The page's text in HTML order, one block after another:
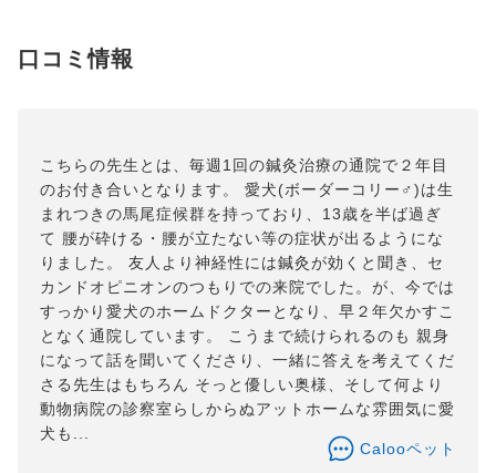
口コミ情報
こちらの先生とは、毎週1回の鍼灸治療の通院で２年目
のお付き合いとなります。 愛犬(ボーダーコリー♂)は生
まれつきの馬尾症候群を持っており、13歳を半ば過ぎ
て 腰が砕ける・腰が立たない等の症状が出るようにな
りました。 友人より神経性には鍼灸が効くと聞き、セ
カンドオピニオンのつもりでの来院でした。が、今では
すっかり愛犬のホームドクターとなり、早２年欠かすこ
となく通院しています。 こうまで続けられるのも 親身
になって話を聞いてくださり、一緒に答えを考えてくだ
さる先生はもちろん そっと優しい奥様、そして何より
動物病院の診察室らしからぬアットホームな雰囲気に愛
犬も...
Calooペット